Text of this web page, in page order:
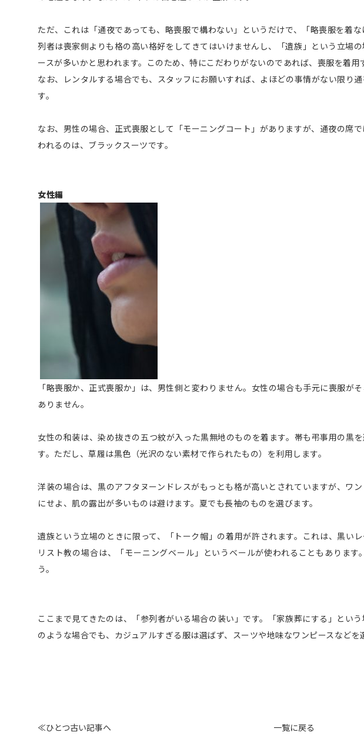
ただ、これは「通夜であっても、略喪服で構わない」というだけで、「略喪服を着
列者は喪家側よりも格の高い格好をしてきてはいけませんし、「遺族」という立場
ースが多いかと思われます。このため、特にこだわりがないのであれば、喪服を着用
なお、レンタルする場合でも、スタッフにお願いすれば、よほどの事情がない限り
す。
なお、男性の場合、正式喪服として「モーニングコート」がありますが、通夜の席
われるのは、ブラックスーツです。
女性編
「略喪服か、正式喪服か」は、男性側と変わりません。女性の場合も手元に喪服が
ありません。
女性の和装は、染め抜きの五つ紋が入った黒無地のものを着ます。帯も弔事用の黒
す。ただし、草履は黒色（光沢のない素材で作られたもの）を利用します。
洋装の場合は、黒のアフタヌーンドレスがもっとも格が高いとされていますが、ワ
にせよ、肌の露出が多いものは避けます。夏でも長袖のものを選びます。
遺族という立場のときに限って、「トーク帽」の着用が許されます。これは、黒い
リスト教の場合は、「モーニングベール」というベールが使われることもありま
う。
ここまで見てきたのは、「参列者がいる場合の装い」です。「家族葬にする」とい
のような場合でも、カジュアルすぎる服は選ばず、スーツや地味なワンピースなどを
≪ひとつ古い記事へ 一覧に戻る